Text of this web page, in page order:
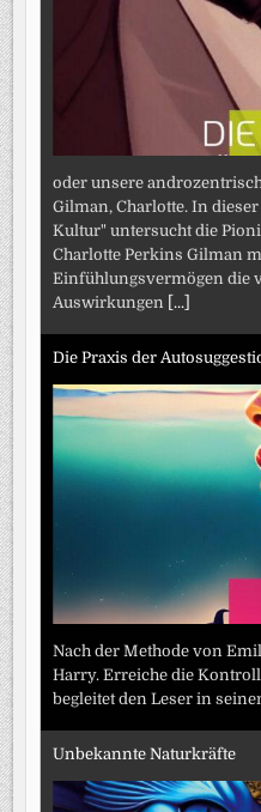
oder unsere
Gilman, Charlotte. In
Kultur" untersucht die
Charlotte Perkins Gilman
Einfühlungsvermögen die
Auswirkungen
[...]
Die Praxis der
Nach der Methode von
Harry. Erreiche die
begleitet den Leser in
Unbekannte Naturkräfte